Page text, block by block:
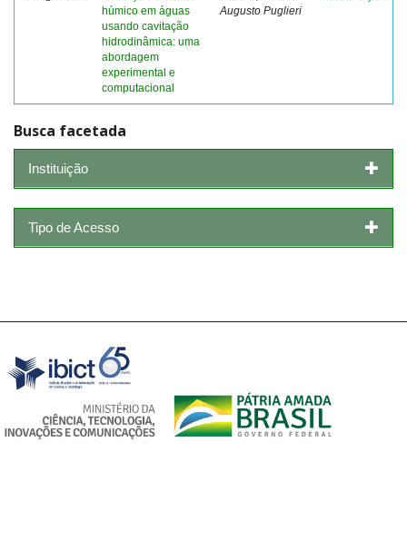
húmico em águas
usando cavitação
hidrodinâmica: uma
abordagem
experimental e
computacional
Augusto Puglieri
Busca facetada
Instituição
Tipo de Acesso